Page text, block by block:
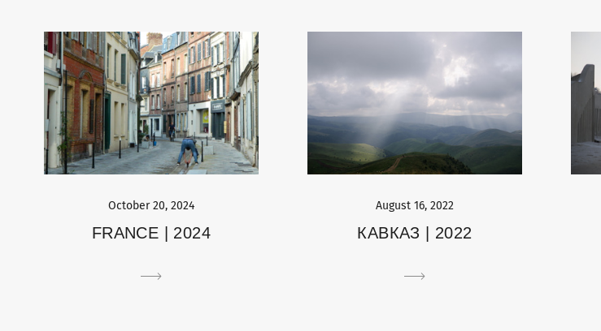
October 20, 2024
FRANCE | 2024
August 16, 2022
КАВКАЗ | 2022